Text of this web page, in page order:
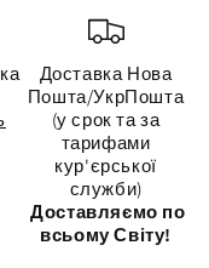
Доставка Нова
Пошта/УкрПошта
(у срок та за
тарифами
кур'єрської
служби)
Доставляємо по
всьому Світу!